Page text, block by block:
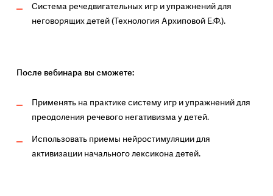
Система речедвигательных игр и упражнений для
неговорящих детей (Технология Архиповой Е.Ф.).
После вебинара вы сможете:
Применять на практике систему игр и упражнений для
преодоления речевого негативизма у детей.
Использовать приемы нейростимуляции для
активизации начального лексикона детей.